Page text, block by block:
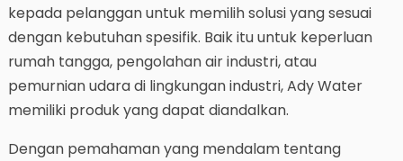
kepada pelanggan untuk memilih solusi yang sesuai
dengan kebutuhan spesifik. Baik itu untuk keperluan
rumah tangga, pengolahan air industri, atau
pemurnian udara di lingkungan industri, Ady Water
memiliki produk yang dapat diandalkan.
Dengan pemahaman yang mendalam tentang